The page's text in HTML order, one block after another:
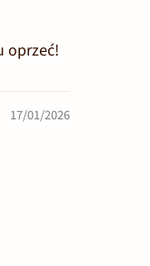
oprzeć!
17/01/2026